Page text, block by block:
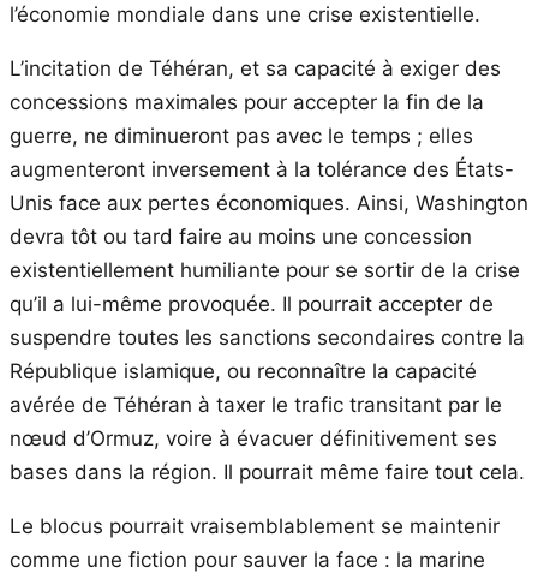
l’économie mondiale dans une crise existentielle.
L’incitation de Téhéran, et sa capacité à exiger des
concessions maximales pour accepter la fin de la
guerre, ne diminueront pas avec le temps ; elles
augmenteront inversement à la tolérance des États-
Unis face aux pertes économiques. Ainsi, Washington
devra tôt ou tard faire au moins une concession
existentiellement humiliante pour se sortir de la crise
qu’il a lui-même provoquée. Il pourrait accepter de
suspendre toutes les sanctions secondaires contre la
République islamique, ou reconnaître la capacité
avérée de Téhéran à taxer le trafic transitant par le
nœud d’Ormuz, voire à évacuer définitivement ses
bases dans la région. Il pourrait même faire tout cela.
Le blocus pourrait vraisemblablement se maintenir
comme une fiction pour sauver la face : la marine